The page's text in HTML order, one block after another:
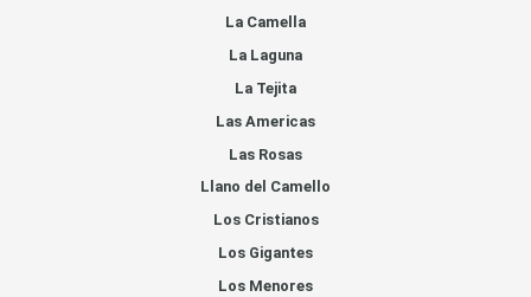
La Camella
La Laguna
La Tejita
Las Americas
Las Rosas
Llano del Camello
Los Cristianos
Los Gigantes
Los Menores